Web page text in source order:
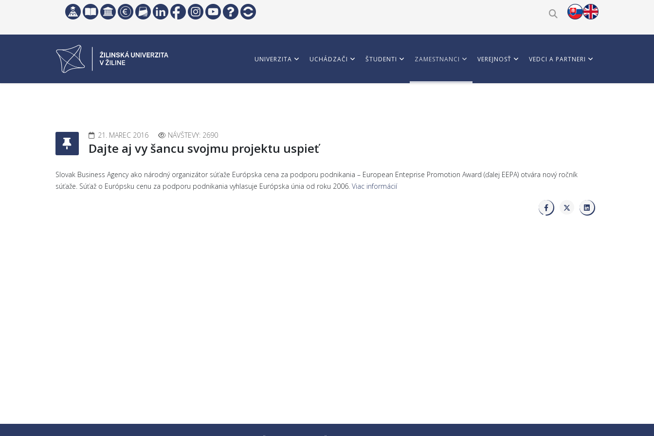
UNIVERZITA UCHÁDZAČI ŠTUDENTI ZAMESTNANCI VEREJNOSŤ VEDCI A PARTNERI
21. MAREC 2016 NÁVŠTEVY: 2690
Dajte aj vy šancu svojmu projektu uspieť
Slovak Business Agency ako národný organizátor súťaže Európska cena za podporu podnikania – European Enteprise Promotion Award (ďalej EEPA) otvára nový ročník
súťaže. Súťaž o Európsku cenu za podporu podnikania vyhlasuje Európska únia od roku 2006. Viac informácií